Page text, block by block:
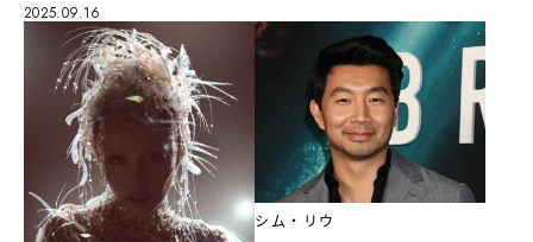
2025.09.16
シム・リウ